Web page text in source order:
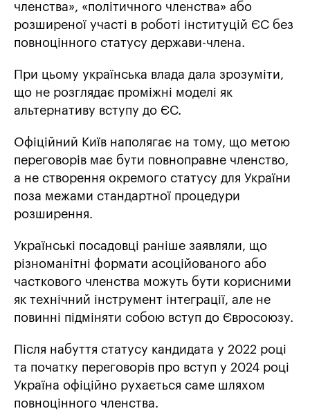
членства», «політичного членства» або
розширеної участі в роботі інституцій ЄС без
повноцінного статусу держави-члена.
При цьому українська влада дала зрозуміти,
що не розглядає проміжні моделі як
альтернативу вступу до ЄС.
Офіційний Київ наполягає на тому, що метою
переговорів має бути повноправне членство,
а не створення окремого статусу для України
поза межами стандартної процедури
розширення.
Українські посадовці раніше заявляли, що
різноманітні формати асоційованого або
часткового членства можуть бути корисними
як технічний інструмент інтеграції, але не
повинні підміняти собою вступ до Євросоюзу.
Після набуття статусу кандидата у 2022 році
та початку переговорів про вступ у 2024 році
Україна офіційно рухається саме шляхом
повноцінного членства.